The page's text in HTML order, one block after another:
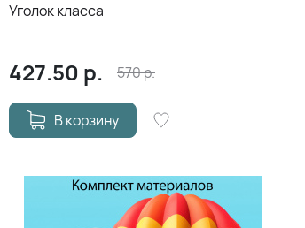
Уголок класса
427.50 р. 570р.
В корзину